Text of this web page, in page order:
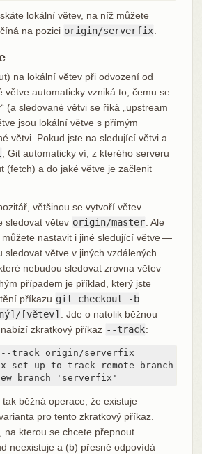
lokální větev, na níž můžete
na pozici origin/serverfix.
na lokální větev při odvození od
větve automaticky vzniká to, čemu se
(a sledované větvi se říká „upstream
jsou lokální větve s přímým
větvi. Pokud jste na sledující větvi a
, Git automaticky ví, z kterého serveru
(fetch) a do jaké větve je začlenit
většinou se vytvoří větev
sledovat větev origin/master. Ale
můžete nastavit i jiné sledující větve —
sledovat větve v jiných vzdálených
nebudou sledovat zrovna větev
případem je příklad, který jste
příkazu git checkout -b
[větev] . Jde o natolik běžnou
zkratkový příkaz --track:
--track origin/serverfix
set up to track remote branch
branch 'serverfix'
běžná operace, že existuje
pro tento zkratkový příkaz.
na kterou se chcete přepnout
neexistuje a (b) přesně odpovídá